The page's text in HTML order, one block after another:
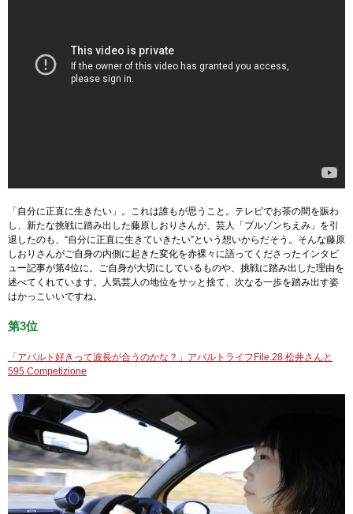
「自分に正直に生きたい」。これは誰もが思うこと。テレビでお茶の間を賑わ
し、新たな挑戦に踏み出した藤原しおりさんが、芸人「ブルゾンちえみ」を引
退したのも、“自分に正直に生きていきたい”という想いからだそう。そんな藤原
しおりさんがご自身の内側に起きた変化を赤裸々に語ってくださったインタビ
ュー記事が第4位に。ご自身が大切にしているものや、挑戦に踏み出した理由を
述べてくれています。人気芸人の地位をサッと捨て、次なる一歩を踏み出す姿
はかっこいいですね。
第3位
「アバルト好きって波長が合うのかな？」アバルトライフFile.28 松井さんと
595 Competizione